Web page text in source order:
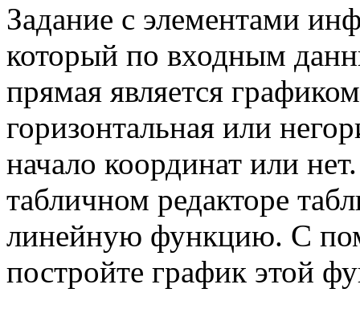
Задание с элементами
который по входным
прямая является
горизонтальная или
начало координат или
табличном редакторе
линейную функцию. С
постройте график этой